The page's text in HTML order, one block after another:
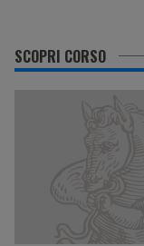
SCOPRI CORSO